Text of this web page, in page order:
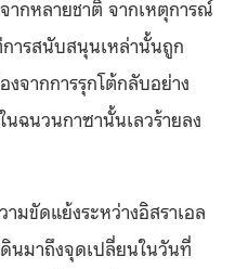
ากหลายชาติ จากเหตุการณ์
ารสนับสนุนเหล่านั้นถูก
จากการรุกโต้กลับอย่าง
ฉนวนกาซานั้นเลวร้ายลง
ามขัดแย้งระหว่างอิสราเอล
นมาถึงจุดเปลี่ยนในวันที่